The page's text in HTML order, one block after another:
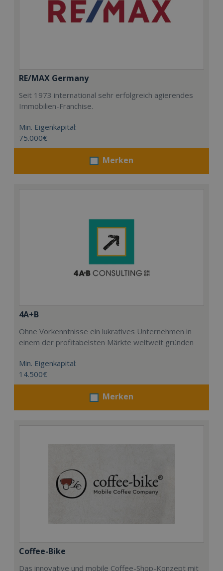
RE/MAX Germany
Seit 1973 international sehr erfolgreich agierendes
Immobilien-Franchise.
Min. Eigenkapital:
75.000€
Merken
4A+B
Ohne Vorkenntnisse ein lukratives Unternehmen in
einem der profitabelsten Märkte weltweit gründen
Min. Eigenkapital:
14.500€
Merken
Coffee-Bike
Das innovative und mobile Coffee-Shop-Konzept mit